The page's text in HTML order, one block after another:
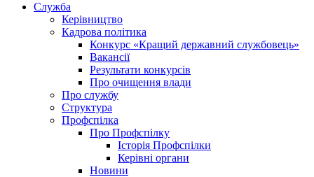
Служба
Керівництво
Кадрова політика
Конкурс «Кращий державний службовець»
Вакансії
Результати конкурсів
Про очищення влади
Про службу
Структура
Профспілка
Про Профспілку
Історія Профспілки
Керівні органи
Новини